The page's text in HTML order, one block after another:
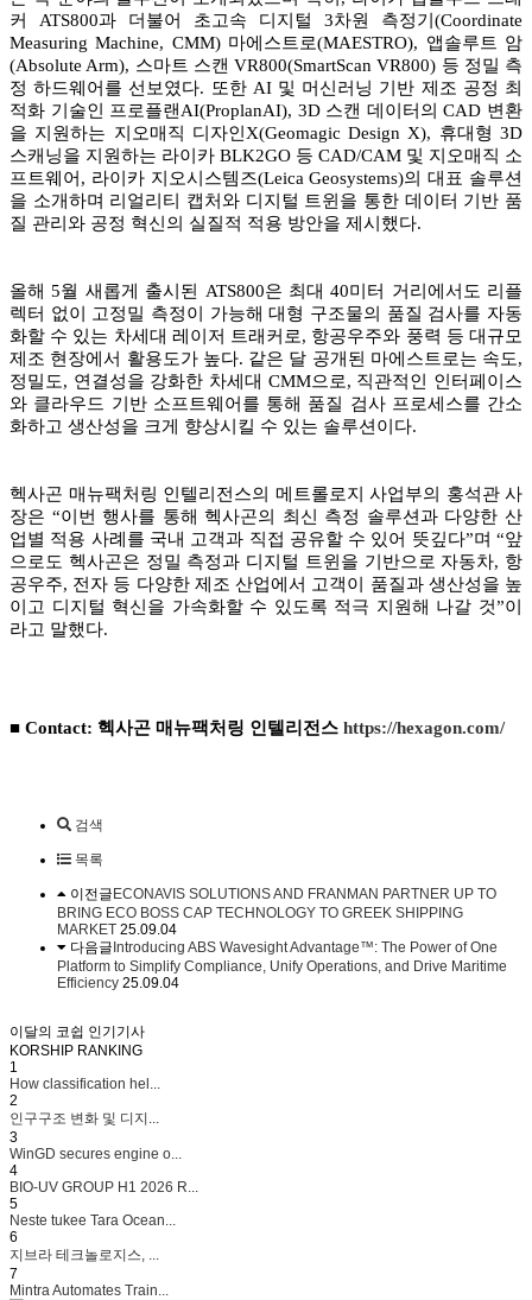
커 ATS800과 더불어 초고속 디지털 3차원 측정기(Coordinate
Measuring Machine, CMM) 마에스트로(MAESTRO), 앱솔루트 암
(Absolute Arm), 스마트 스캔 VR800(SmartScan VR800) 등 정밀 측
정 하드웨어를 선보였다. 또한 AI 및 머신러닝 기반 제조 공정 최
적화 기술인 프로플랜AI(ProplanAI), 3D 스캔 데이터의 CAD 변환
을 지원하는 지오매직 디자인X(Geomagic Design X), 휴대형 3D
스캐닝을 지원하는 라이카 BLK2GO 등 CAD/CAM 및 지오매직 소
프트웨어, 라이카 지오시스템즈(Leica Geosystems)의 대표 솔루션
을 소개하며 리얼리티 캡처와 디지털 트윈을 통한 데이터 기반 품
질 관리와 공정 혁신의 실질적 적용 방안을 제시했다.
올해 5월 새롭게 출시된 ATS800은 최대 40미터 거리에서도 리플
렉터 없이 고정밀 측정이 가능해 대형 구조물의 품질 검사를 자동
화할 수 있는 차세대 레이저 트래커로, 항공우주와 풍력 등 대규모
제조 현장에서 활용도가 높다. 같은 달 공개된 마에스트로는 속도,
정밀도, 연결성을 강화한 차세대 CMM으로, 직관적인 인터페이스
와 클라우드 기반 소프트웨어를 통해 품질 검사 프로세스를 간소
화하고 생산성을 크게 향상시킬 수 있는 솔루션이다.
헥사곤 매뉴팩처링 인텔리전스의 메트롤로지 사업부의 홍석관 사
장은 “이번 행사를 통해 헥사곤의 최신 측정 솔루션과 다양한 산
업별 적용 사례를 국내 고객과 직접 공유할 수 있어 뜻깊다”며 “앞
으로도 헥사곤은 정밀 측정과 디지털 트윈을 기반으로 자동차, 항
공우주, 전자 등 다양한 제조 산업에서 고객이 품질과 생산성을 높
이고 디지털 혁신을 가속화할 수 있도록 적극 지원해 나갈 것”이
라고 말했다.
■ Contact: 헥사곤 매뉴팩처링 인텔리전스 https://hexagon.com/
검색
목록
이전글ECONAVIS SOLUTIONS AND FRANMAN PARTNER UP TO
BRING ECO BOSS CAP TECHNOLOGY TO GREEK SHIPPING
MARKET 25.09.04
다음글Introducing ABS Wavesight Advantage™: The Power of One
Platform to Simplify Compliance, Unify Operations, and Drive Maritime
Efficiency 25.09.04
이달의 코쉽 인기기사
KORSHIP RANKING
1
How classification hel...
2
인구구조 변화 및 디지...
3
WinGD secures engine o...
4
BIO-UV GROUP H1 2026 R...
5
Neste tukee Tara Ocean...
6
지브라 테크놀로지스, ...
7
Mintra Automates Train...